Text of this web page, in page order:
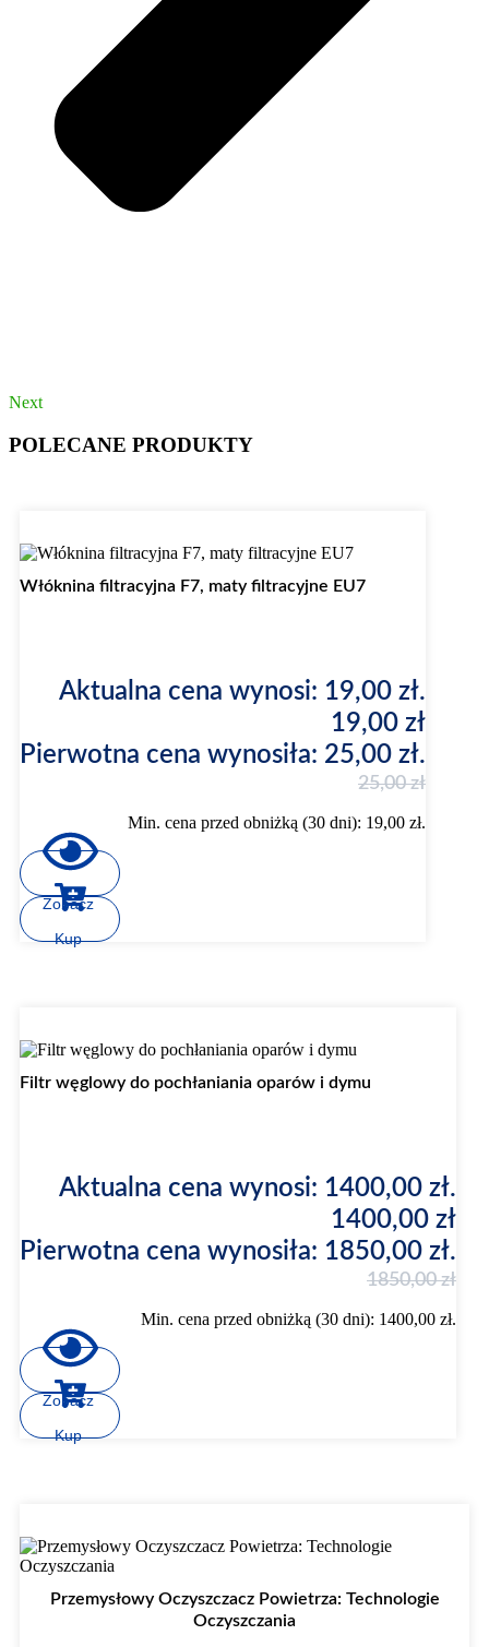
Next
POLECANE PRODUKTY
Włóknina filtracyjna F7, maty filtracyjne EU7
25,00zł
Pierwotna cena wynosiła: 25,00 zł.
19,00 zł
Aktualna cena wynosi: 19,00 zł.
Min. cena przed obniżką (30 dni): 19,00 zł.
Zobacz
Kup
Filtr węglowy do pochłaniania oparów i dymu
1850,00zł
Pierwotna cena wynosiła: 1850,00 zł.
1400,00 zł
Aktualna cena wynosi: 1400,00 zł.
Min. cena przed obniżką (30 dni): 1400,00 zł.
Zobacz
Kup
Przemysłowy Oczyszczacz Powietrza: Technologie
Oczyszczania